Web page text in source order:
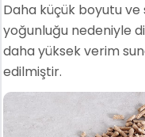
Daha küçük boyutu ve
yoğunluğu nedeniyle
daha yüksek verim
edilmiştir.